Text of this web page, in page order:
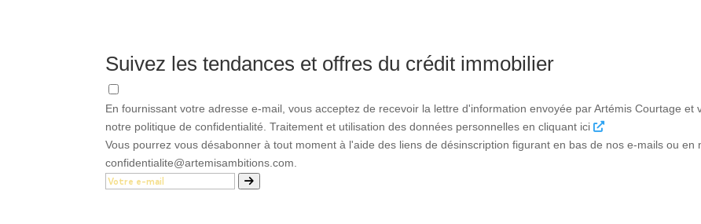
Suivez les tendances et offres du crédit immobilier
En fournissant votre adresse e-mail, vous acceptez de recevoir la lettre d'information envoyée par Artémis Courtage et
notre politique de confidentialité. Traitement et utilisation des données personnelles en cliquant ici
Vous pourrez vous désabonner à tout moment à l'aide des liens de désinscription figurant en bas de nos e-mails ou en
confidentialite@artemisambitions.com.